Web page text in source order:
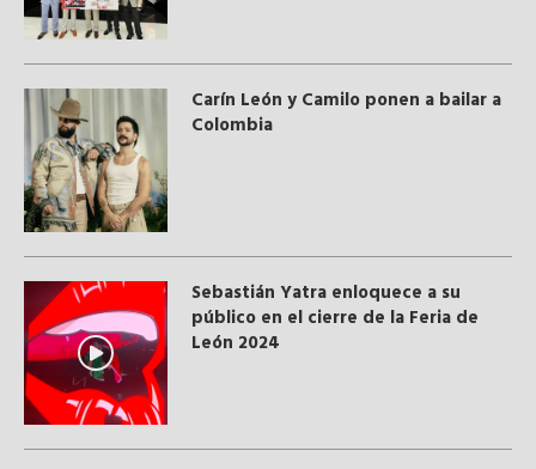
Carín León y Camilo ponen a bailar a
Colombia
Sebastián Yatra enloquece a su
público en el cierre de la Feria de
León 2024